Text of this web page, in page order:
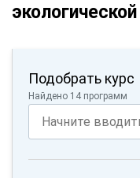
Подобрать курс
Найдено 14 программ